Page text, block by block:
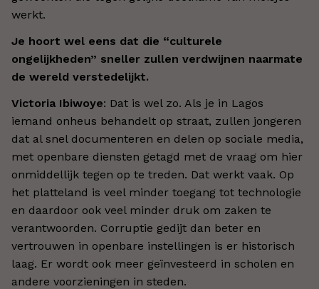
werkt.
Je hoort wel eens dat die “culturele
ongelijkheden” sneller zullen verdwijnen naarmate
de wereld verstedelijkt.
Victoria Ibiwoye: Dat is wel zo. Als je in Lagos
iemand onheus behandelt op straat, zullen jongeren
dat al snel documenteren en delen op sociale media,
met openbare diensten getagd met de vraag om hier
onmiddellijk tegen op te treden. Dat werkt vaak. Op
het platteland is veel minder toegang tot technologie
en daardoor ook veel minder druk om zaken te
verantwoorden. Corruptie gedijt dan beter en
vertrouwen in openbare instellingen is er historisch
laag. Er wordt ook meer geïnvesteerd in scholen en
andere voorzieningen in steden.